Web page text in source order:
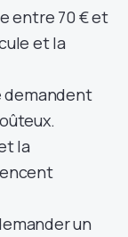
entre 70 € et
et la
demandent
la
un